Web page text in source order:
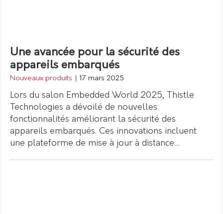
Une avancée pour la sécurité des
appareils embarqués
Nouveaux produits 17 mars 2025
Lors du salon Embedded World 2025, Thistle
Technologies a dévoilé de nouvelles
fonctionnalités améliorant la sécurité des
appareils embarqués. Ces innovations incluent
une plateforme de mise à jour à distance…